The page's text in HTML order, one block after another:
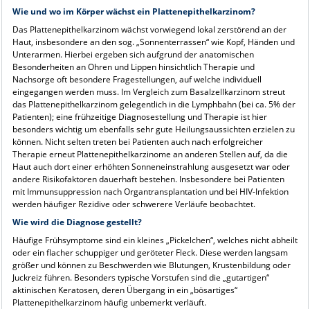
Wie und wo im Körper wächst ein Plattenepithelkarzinom?
Das Plattenepithelkarzinom wächst vorwiegend lokal zerstörend an der
Haut, insbesondere an den sog. „Sonnenterrassen“ wie Kopf, Händen und
Unterarmen. Hierbei ergeben sich aufgrund der anatomischen
Besonderheiten an Ohren und Lippen hinsichtlich Therapie und
Nachsorge oft besondere Fragestellungen, auf welche individuell
eingegangen werden muss. Im Vergleich zum Basalzellkarzinom streut
das Plattenepithelkarzinom gelegentlich in die Lymphbahn (bei ca. 5% der
Patienten); eine frühzeitige Diagnosestellung und Therapie ist hier
besonders wichtig um ebenfalls sehr gute Heilungsaussichten erzielen zu
können. Nicht selten treten bei Patienten auch nach erfolgreicher
Therapie erneut Plattenepithelkarzinome an anderen Stellen auf, da die
Haut auch dort einer erhöhten Sonneneinstrahlung ausgesetzt war oder
andere Risikofaktoren dauerhaft bestehen. Insbesondere bei Patienten
mit Immunsuppression nach Organtransplantation und bei HIV-Infektion
werden häufiger Rezidive oder schwerere Verläufe beobachtet.
Wie wird die Diagnose gestellt?
Häufige Frühsymptome sind ein kleines „Pickelchen“, welches nicht abheilt
oder ein flacher schuppiger und geröteter Fleck. Diese werden langsam
größer und können zu Beschwerden wie Blutungen, Krustenbildung oder
Juckreiz führen. Besonders typische Vorstufen sind die „gutartigen“
aktinischen Keratosen, deren Übergang in ein „bösartiges“
Plattenepithelkarzinom häufig unbemerkt verläuft.